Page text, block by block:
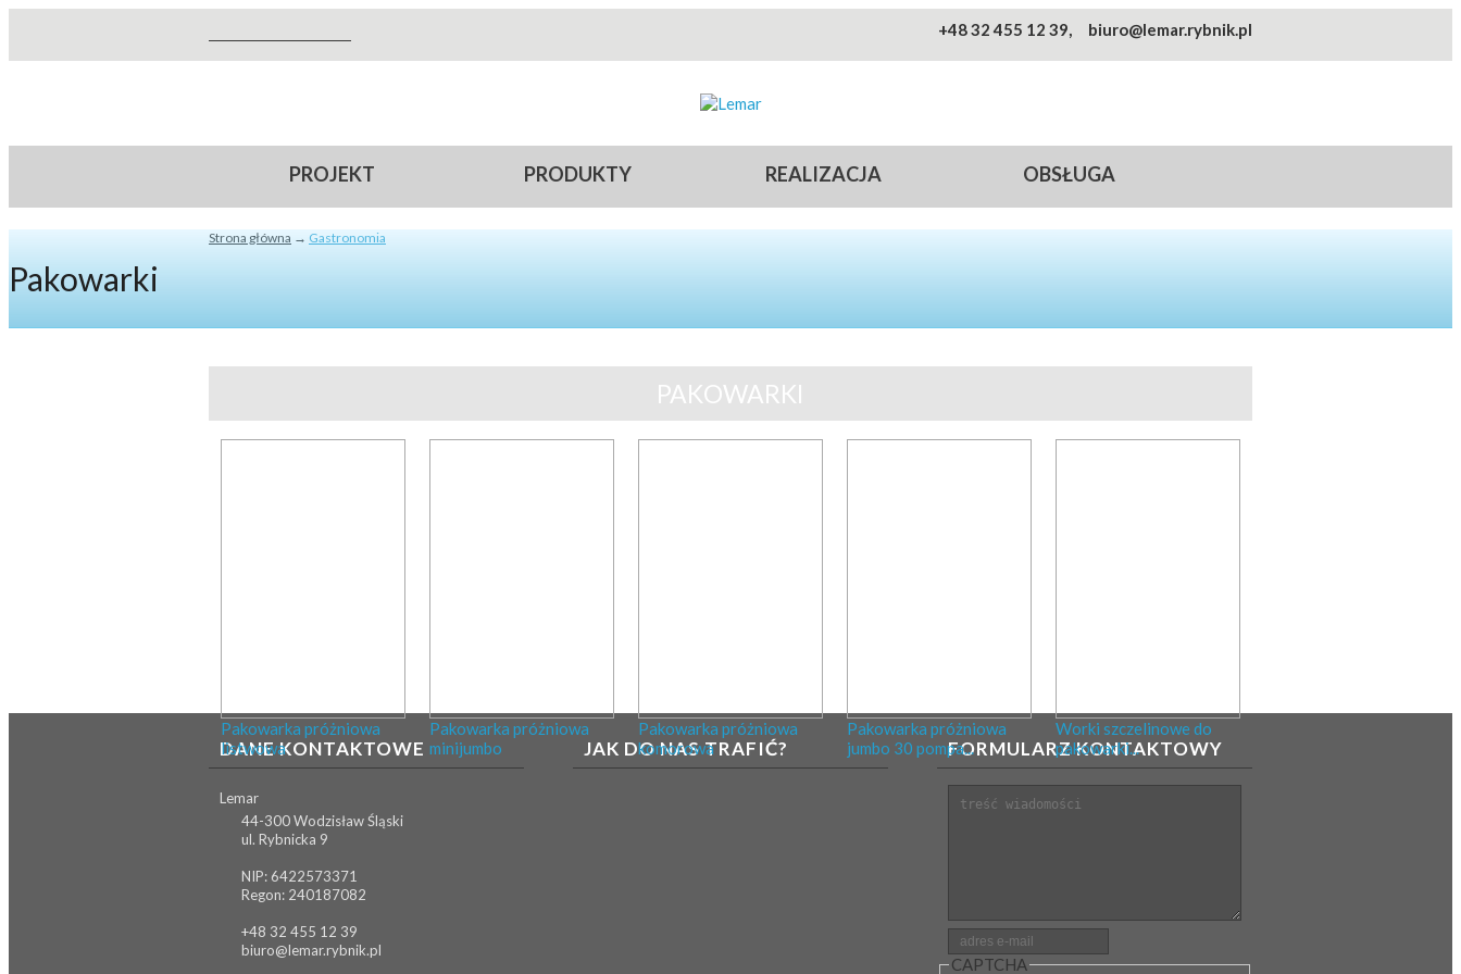
+48 32 455 12 39, biuro@lemar.rybnik.pl
Lemar
PROJEKT PRODUKTY REALIZACJA OBSŁUGA
Strona główna → Gastronomia
Pakowarki
PAKOWARKI
Pakowarka próżniowa
listwowa
Pakowarka próżniowa
minijumbo
Pakowarka próżniowa
komorowa
Pakowarka próżniowa
jumbo 30 pompa...
Worki szczelinowe do
pakowarki...
DANE KONTAKTOWE
Lemar
44-300 Wodzisław Śląski
ul. Rybnicka 9
NIP: 6422573371
Regon: 240187082
+48 32 455 12 39
biuro@lemar.rybnik.pl
JAK DO NAS TRAFIĆ? FORMULARZ KONTAKTOWY
Treść
Adres email
CAPTCHA